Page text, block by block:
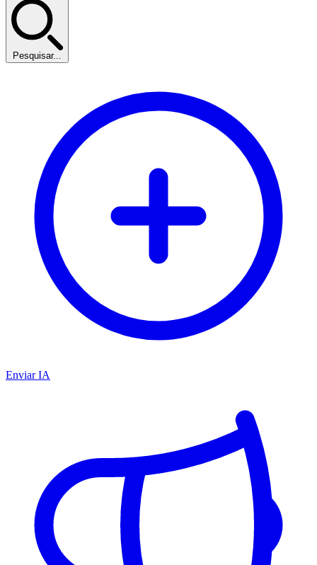
Pesquisar...
Enviar IA